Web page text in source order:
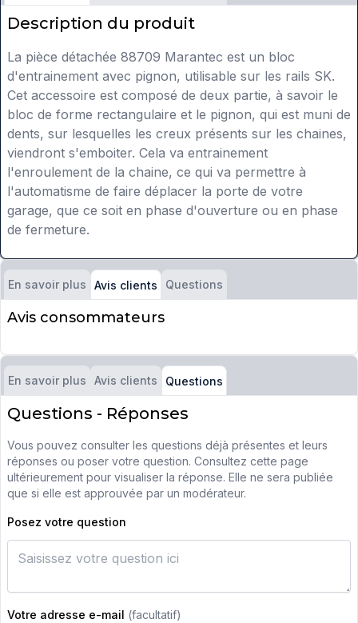
Description du produit
La pièce détachée 88709 Marantec est un bloc
d'entrainement avec pignon, utilisable sur les rails SK.
Cet accessoire est composé de deux partie, à savoir le
bloc de forme rectangulaire et le pignon, qui est muni de
dents, sur lesquelles les creux présents sur les chaines,
viendront s'emboiter. Cela va entrainement
l'enroulement de la chaine, ce qui va permettre à
l'automatisme de faire déplacer la porte de votre
garage, que ce soit en phase d'ouverture ou en phase
de fermeture.
En savoir plus Avis clients Questions
Avis consommateurs
En savoir plus Avis clients Questions
Questions - Réponses
Vous pouvez consulter les questions déjà présentes et leurs
réponses ou poser votre question. Consultez cette page
ultérieurement pour visualiser la réponse. Elle ne sera publiée
que si elle est approuvée par un modérateur.
Posez votre question
Votre adresse e-mail (facultatif)